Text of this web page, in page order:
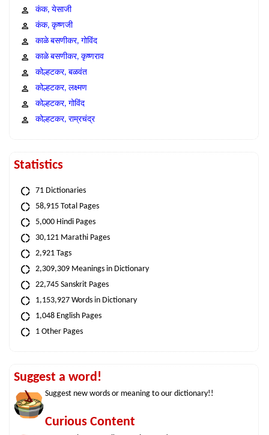
कंक, येसाजी
कंक, कृष्णजी
काळे बसणीकर, गोविंद
काळे बसणीकर, कृष्णराव
कोल्हटकर, बळवंत
कोल्हटकर, लक्ष्मण
कोल्हटकर, गोविंद
कोल्हटकर, राम्रचंद्र
Statistics
71 Dictionaries
58,915 Total Pages
5,000 Hindi Pages
30,121 Marathi Pages
2,921 Tags
2,309,309 Meanings in Dictionary
22,745 Sanskrit Pages
1,153,927 Words in Dictionary
1,048 English Pages
1 Other Pages
Suggest a word!
Suggest new words or meaning to our dictionary!!
Curious Content